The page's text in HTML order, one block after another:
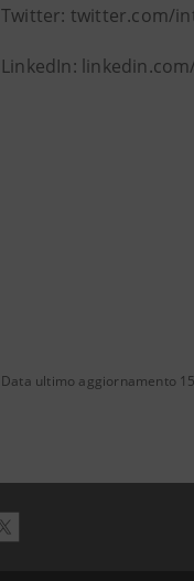
Twitter: twitter.com/
LinkedIn:
Data ultimo aggiornamento